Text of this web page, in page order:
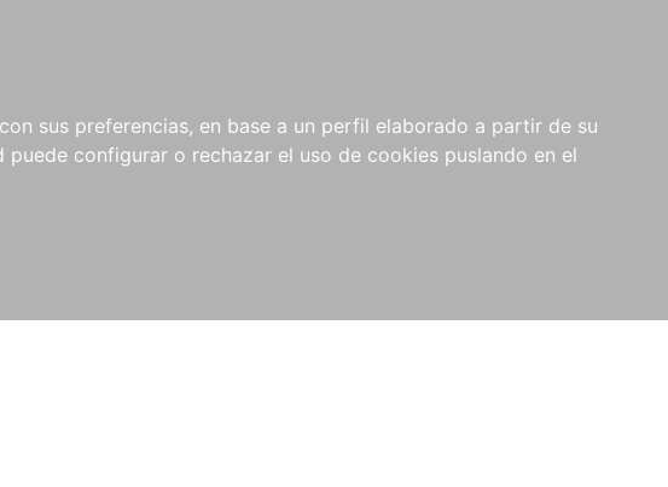
sus preferencias, en base a un perfil elaborado a partir de su
puede configurar o rechazar el uso de cookies puslando en el
NOVEDADES NOTICIAS
COMPRAS
INSTITUCIONALES